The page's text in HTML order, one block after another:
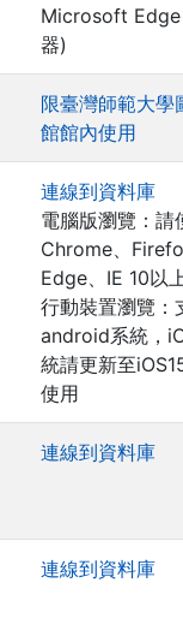
Microsoft
器)
限臺灣師範大學
館館內使用
連線到資料庫
電腦版瀏覽：請
Chrome、
Edge、IE 10以
行動裝置瀏覽：
android系統，
統請更新至
使用
連線到資料庫
連線到資料庫